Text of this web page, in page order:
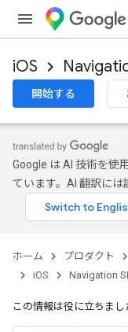
iOS
開始する
Google は AI 技術を使
ています。AI 翻訳には
ホーム プロダクト
iOS
Navigation
この情報は役に立ちまし